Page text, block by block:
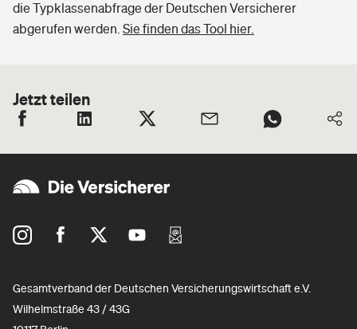
die Typklassenabfrage der Deutschen Versicherer
abgerufen werden. Sie finden das Tool hier.
Jetzt teilen
Gesamtverband der Deutschen Versicherungswirtschaft e.V.
Wilhelmstraße 43 / 43G